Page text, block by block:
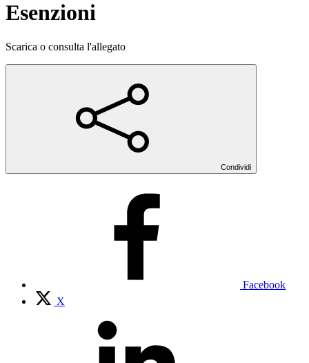
Esenzioni
Scarica o consulta l'allegato
Condividi
Facebook
X